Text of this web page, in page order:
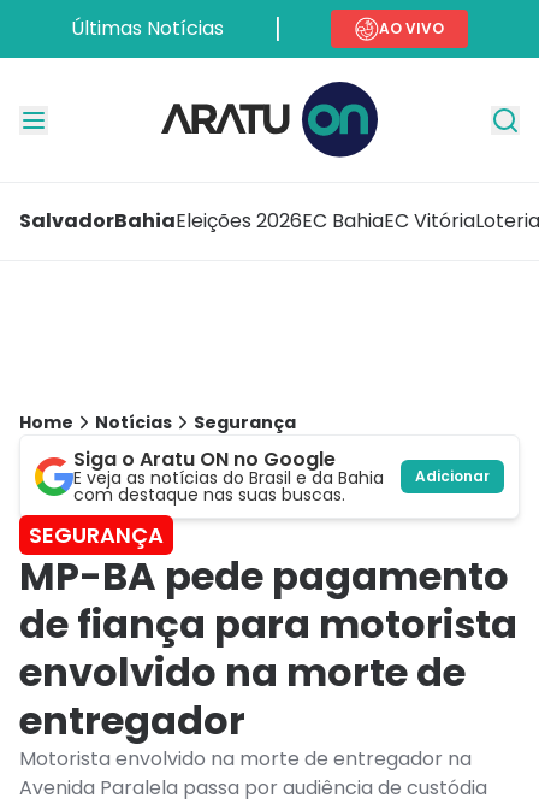
Últimas Notícias AO VIVO
SalvadorBahiaEleições 2026EC BahiaEC Vitória
Home Notícias Segurança
Siga o Aratu ON no Google
E veja as notícias do Brasil e da Bahia
com destaque nas suas buscas.
Adicionar
SEGURANÇA
MP-BA pede pagamento
de fiança para motorista
envolvido na morte de
entregador
Motorista envolvido na morte de entregador na
Avenida Paralela passa por audiência de custódia